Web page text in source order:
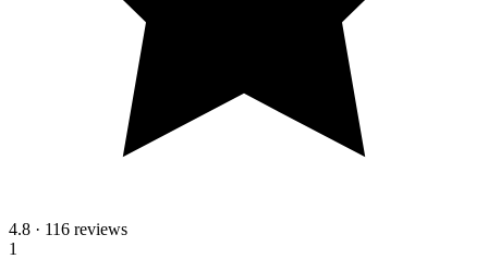
4.8 · 116 reviews
1